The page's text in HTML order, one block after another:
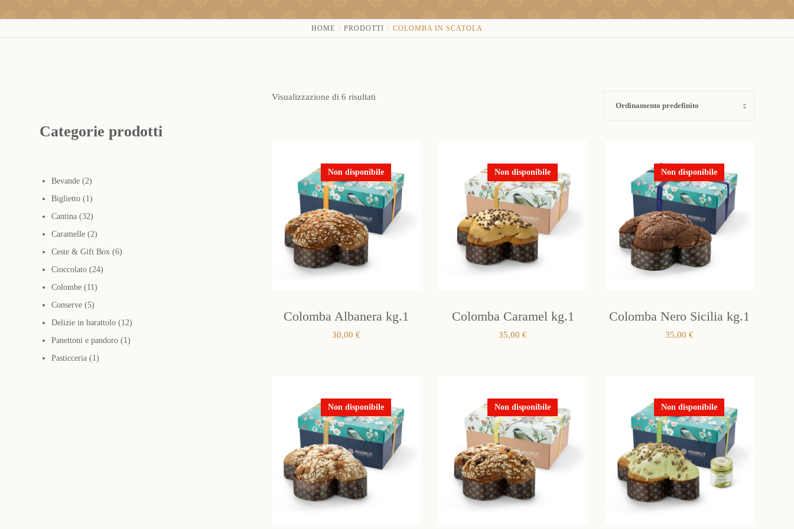
HOME PRODOTTI COLOMBA IN SCATOLA
Visualizzazione di 6 risultati
Colomba Albanera kg.1
30,00€
Non disponibile
Colomba Caramel kg.1
35,00€
Non disponibile
Colomba Nero Sicilia kg.1
35,00€
Non disponibile
Non disponibile Non disponibile Non disponibile
Categorie prodotti
Bevande 22
prodotti
Biglietto 11
prodotto
Cantina 3232
prodotti
Caramelle 22
prodotti
Ceste & Gift Box 66
Cioccolato 2424
Colombe 1111
Conserve 55
prodotti
Delizie in barattolo 1212
prodotti
Panettoni e pandoro 11
Pasticceria 11